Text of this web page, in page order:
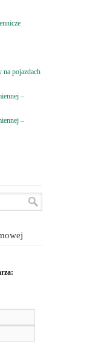
na pojazdach
–
–